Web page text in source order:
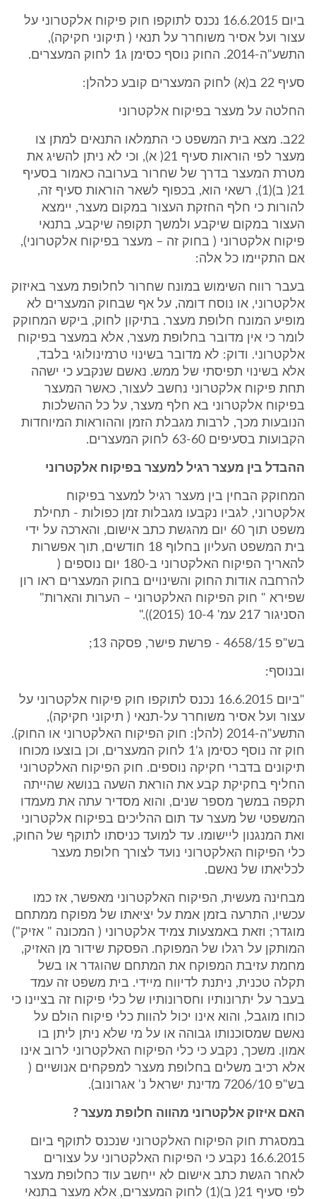
ביום 16.6.2015 נכנס לתוקפו חוק פיקוח אלקטרוני על
עצור ועל אסיר משוחרר על תנאי ( תיקוני חקיקה),
התשע"ה-2014. החוק נוסף כסימן ג1 לחוק המעצרים.
סעיף 22 ב(א) לחוק המעצרים קובע כלהלן:
החלטה על מעצר בפיקוח אלקטרוני
22ב. מצא בית המשפט כי התמלאו התנאים למתן צו
מעצר לפי הוראות סעיף 21( א), וכי לא ניתן להשיג את
מטרת המעצר בדרך של שחרור בערובה כאמור בסעיף
21( ב)(1), רשאי הוא, בכפוף לשאר הוראות סעיף זה,
להורות כי חלף החזקת העצור במקום מעצר, יימצא
העצור במקום שיקבע ולמשך תקופה שיקבע, בתנאי
פיקוח אלקטרוני ( בחוק זה – מעצר בפיקוח אלקטרוני),
אם התקיימו כל אלה:
בעבר רווח השימוש במונח שחרור לחלופת מעצר באיזוק
אלקטרוני, או נוסח דומה, על אף שבחוק המעצרים לא
מופיע המונח חלופת מעצר. בתיקון לחוק, ביקש המחוקק
לומר כי אין מדובר בחלופת מעצר, אלא במעצר בפיקוח
אלקטרוני. ודוק: לא מדובר בשינוי טרמינולוגי בלבד,
אלא בשינוי תפיסתי של ממש. נאשם שנקבע כי ישהה
תחת פיקוח אלקטרוני נחשב לעצור, כאשר המעצר
בפיקוח אלקטרוני בא חלף מעצר, על כל ההשלכות
הנובעות מכך, לרבות מגבלת הזמן וההוראות המיוחדות
הקבועות בסעיפים 63-60 לחוק המעצרים.
ההבדל בין מעצר רגיל למעצר בפיקוח אלקטרוני
המחוקק הבחין בין מעצר רגיל למעצר בפיקוח
אלקטרוני, לגביו נקבעו מגבלות זמן כפולות - תחילת
משפט תוך 60 יום מהגשת כתב אישום, והארכה על ידי
בית המשפט העליון בחלוף 18 חודשים, תוך אפשרות
להאריך הפיקוח האלקטרוני ב-180 יום נוספים (
להרחבה אודות החוק והשינויים בחוק המעצרים ראו רון
שפירא " חוק הפיקוח האלקטרוני – הערות והארות"
הסניגור 217 עמ' 10-4 (2015))."
בש"פ 4658/15 - פרשת פישר, פסקה 13;
ובנוסף:
"ביום 16.6.2015 נכנס לתוקפו חוק פיקוח אלקטרוני על
עצור ועל אסיר משוחרר על-תנאי ( תיקוני חקיקה),
התשע"ה-2014 (להלן: חוק הפיקוח האלקטרוני או החוק).
חוק זה נוסף כסימן ג'1 לחוק המעצרים, וכן בוצעו מכוחו
תיקונים בדברי חקיקה נוספים. חוק הפיקוח האלקטרוני
החליף בחקיקת קבע את הוראת השעה בנושא שהייתה
תקפה במשך מספר שנים, והוא מסדיר עתה את מעמדו
המשפטי של מעצר עד תום ההליכים בפיקוח אלקטרוני
ואת המנגנון ליישומו. עד למועד כניסתו לתוקף של החוק,
כלי הפיקוח האלקטרוני נועד לצורך חלופת מעצר
לכליאתו של נאשם.
מבחינה מעשית, הפיקוח האלקטרוני מאפשר, אז כמו
עכשיו, התרעה בזמן אמת על יציאתו של מפוקח ממתחם
מוגדר; וזאת באמצעות צמיד אלקטרוני ( המכונה " אזיק")
המותקן על רגלו של המפוקח. הפסקת שידור מן האזיק,
מחמת עזיבת המפוקח את המתחם שהוגדר או בשל
תקלה טכנית, ניתנת לדיווח מיידי. בית משפט זה עמד
בעבר על יתרונותיו וחסרונותיו של כלי פיקוח זה בציינו כי
כוחו מוגבל, והוא אינו יכול להוות כלי פיקוח הולם על
נאשם שמסוכנותו גבוהה או על מי שלא ניתן ליתן בו
אמון. משכך, נקבע כי כלי הפיקוח האלקטרוני לרוב אינו
אלא רכיב משלים בחלופת מעצר למפקחים אנושיים (
בש"פ 7206/10 מדינת ישראל נ' אגרונוב).
האם איזוק אלקטרוני מהווה חלופת מעצר ?
במסגרת חוק הפיקוח האלקטרוני שנכנס לתוקף ביום
16.6.2015 נקבע כי הפיקוח האלקטרוני על עצורים
לאחר הגשת כתב אישום לא ייחשב עוד כחלופת מעצר
לפי סעיף 21( ב)(1) לחוק המעצרים, אלא מעצר בתנאי